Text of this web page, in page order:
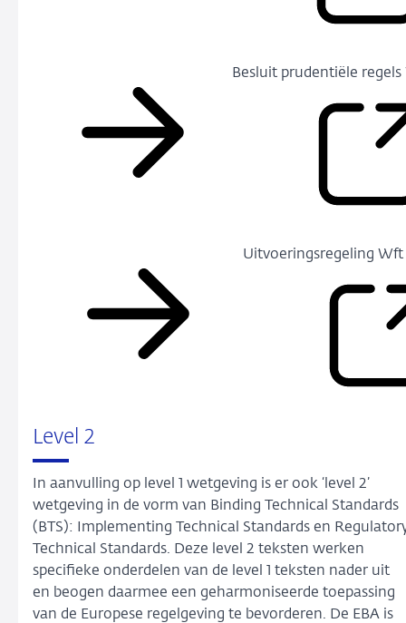
Besluit prudentiële
Uitvoeringsregeling Wft
Level 2
In aanvulling op level 1 wetgeving is er ook ‘level 2’
wetgeving in de vorm van Binding Technical Standards
(BTS): Implementing Technical Standards en
Technical Standards. Deze level 2 teksten werken
specifieke onderdelen van de level 1 teksten nader uit
en beogen daarmee een geharmoniseerde toepassing
van de Europese regelgeving te bevorderen. De EBA is